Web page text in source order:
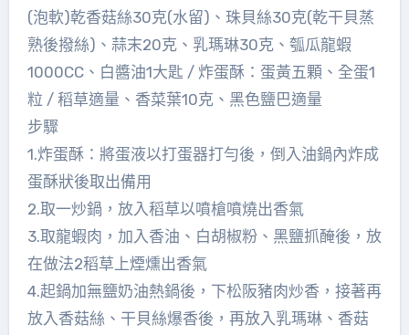
(泡軟)乾香菇絲30克(水留)、珠貝絲30克(乾干貝蒸
熟後撥絲)、蒜末20克、乳瑪琳30克、瓠瓜龍蝦
1000CC、白醬油1大匙 / 炸蛋酥：蛋黃五顆、全蛋1
粒 / 稻草適量、香菜葉10克、黑色鹽巴適量
步驟
1.炸蛋酥：將蛋液以打蛋器打勻後，倒入油鍋內炸成
蛋酥狀後取出備用
2.取一炒鍋，放入稻草以噴槍噴燒出香氣
3.取龍蝦肉，加入香油、白胡椒粉、黑鹽抓醃後，放
在做法2稻草上煙燻出香氣
4.起鍋加無鹽奶油熱鍋後，下松阪豬肉炒香，接著再
放入香菇絲、干貝絲爆香後，再放入乳瑪琳、香菇